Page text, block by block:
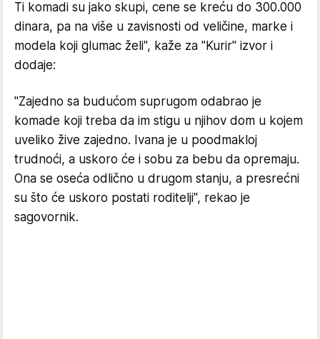
Ti komadi su jako skupi, cene se kreću do 300.000
dinara, pa na više u zavisnosti od veličine, marke i
modela koji glumac želi", kaže za "Kurir" izvor i
dodaje:
"Zajedno sa budućom suprugom odabrao je
komade koji treba da im stigu u njihov dom u kojem
uveliko žive zajedno. Ivana je u poodmakloj
trudnoći, a uskoro će i sobu za bebu da opremaju.
Ona se oseća odlično u drugom stanju, a presrećni
su što će uskoro postati roditelji", rekao je
sagovornik.